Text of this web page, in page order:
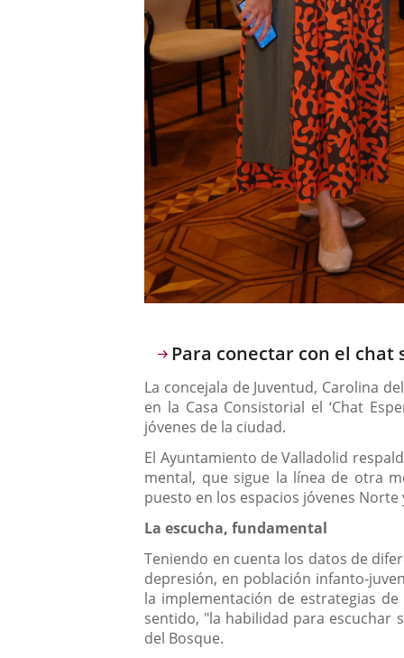
Descripción
Para conectar con el chat
La concejala de Juventud, Carolina
en la Casa Consistorial el ‘Chat
jóvenes de la ciudad.
El Ayuntamiento de Valladolid
mental, que sigue la línea de otra
puesto en los espacios jóvenes
La escucha, fundamental
Teniendo en cuenta los datos de
depresión, en población infanto-
la implementación de estrategias
sentido, "la habilidad para escuchar
del Bosque.